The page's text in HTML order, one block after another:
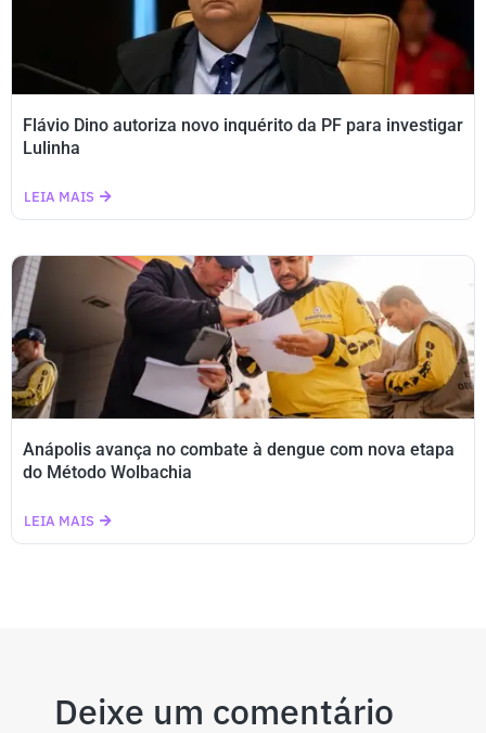
Flávio Dino autoriza novo inquérito da PF para investigar
Lulinha
LEIA MAIS
Anápolis avança no combate à dengue com nova etapa
do Método Wolbachia
LEIA MAIS
Deixe um comentário